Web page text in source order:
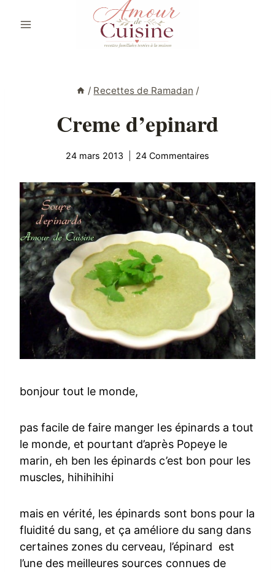
/ Recettes de Ramadan /
Creme d’epinard
24 mars 2013 24 Commentaires
bonjour tout le monde,
pas facile de faire manger les épinards a tout
le monde, et pourtant d’après Popeye le
marin, eh ben les épinards c’est bon pour les
muscles, hihihihihi
mais en vérité, les épinards sont bons pour la
fluidité du sang, et ça améliore du sang dans
certaines zones du cerveau, l’épinard est
l’une des meilleures sources connues de